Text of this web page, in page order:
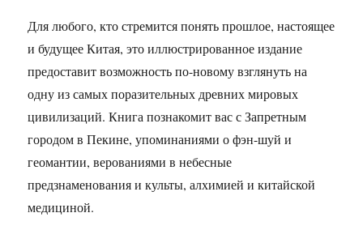
Для любого, кто стремится понять прошлое, настоящее
и будущее Китая, это иллюстрированное издание
предоставит возможность по-новому взглянуть на
одну из самых поразительных древних мировых
цивилизаций. Книга познакомит вас с Запретным
городом в Пекине, упоминаниями о фэн-шуй и
геомантии, верованиями в небесные
предзнаменования и культы, алхимией и китайской
медициной.